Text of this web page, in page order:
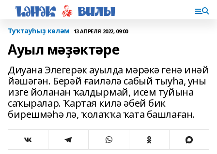
Туҡтауһыҙ көләм 13 АПРЕЛЯ 2022, 09:00
Ауыл мәҙәктәре
Диуана Элегерәк ауылда мәрәкә генә инәй
йәшәгән. Берәй ғаиләлә сабый тыуһа, уны
изге йоланан ҡалдырмай, исем туйына
саҡы­ралар. Ҡартая килә әбей бик
бирешмәһә лә, ҡолаҡҡа ҡата башлаған.